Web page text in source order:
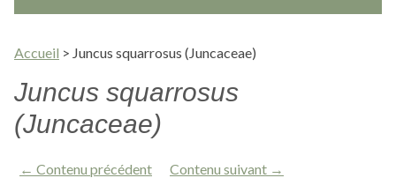
Accueil > Juncus squarrosus (Juncaceae)
Juncus squarrosus
(Juncaceae)
← Contenu précédent Contenu suivant →